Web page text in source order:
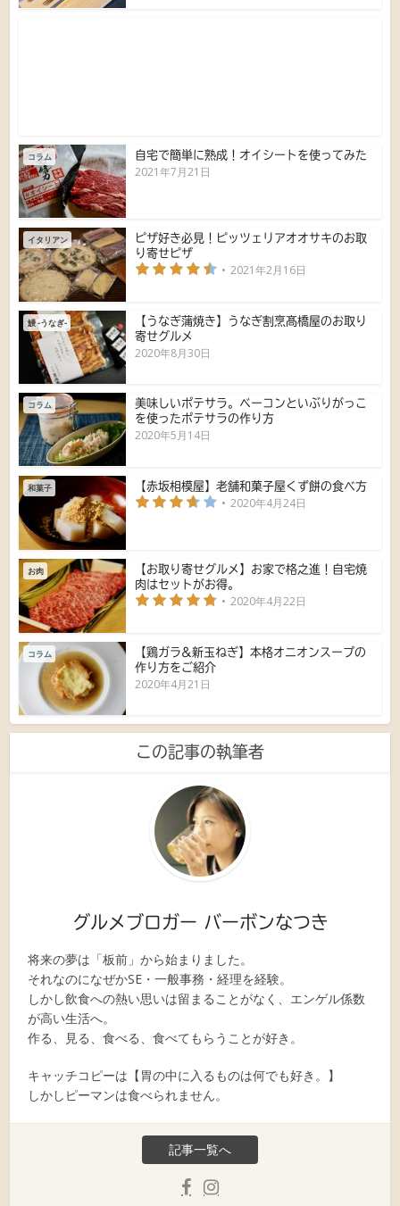
コラム 自宅で簡単に熟成！オイシートを使ってみた
2021年7月21日
イタリアン
ピザ好き必見！ピッツェリアオオサキのお取
り寄せピザ
2021年2月16日
鰻 -うなぎ-
【うなぎ蒲焼き】うなぎ割烹髙橋屋のお取り
寄せグルメ
2020年8月30日
コラム
美味しいポテサラ。ベーコンといぶりがっこ
を使ったポテサラの作り方
2020年5月14日
和菓子 【赤坂相模屋】老舗和菓子屋くず餅の食べ方
2020年4月24日
お肉
【お取り寄せグルメ】お家で格之進！自宅焼
肉はセットがお得。
2020年4月22日
コラム
【鶏ガラ&新玉ねぎ】本格オニオンスープの
作り方をご紹介
2020年4月21日
この記事の執筆者
グルメブロガー バーボンなつき
将来の夢は「板前」から始まりました。
それなのになぜかSE・一般事務・経理を経験。
しかし飲食への熱い思いは留まることがなく、エンゲル係数
が高い生活へ。
作る、見る、食べる、食べてもらうことが好き。
キャッチコピーは【胃の中に入るものは何でも好き。】
しかしピーマンは食べられません。
記事一覧へ